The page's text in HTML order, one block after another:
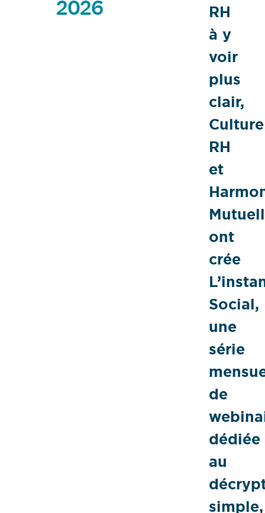
2026
RH
à y
voir
plus
clair,
Culture
RH
et
ont
crée
Social,
une
série
de
dédiée
au
simple,